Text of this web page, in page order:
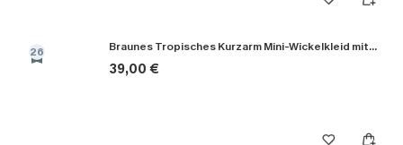
26 Braunes Tropisches Kurzarm Mini-Wickelkleid mit Taillengürtel
39,00 €